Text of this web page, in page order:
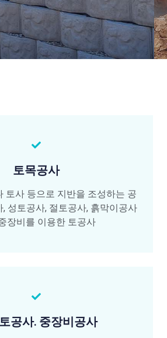
토목공사
토사 등으로 지반을 조성하는 공
성토공사, 절토공사, 흙막이공사
장비를 이용한 토공사
공사. 중장비공사